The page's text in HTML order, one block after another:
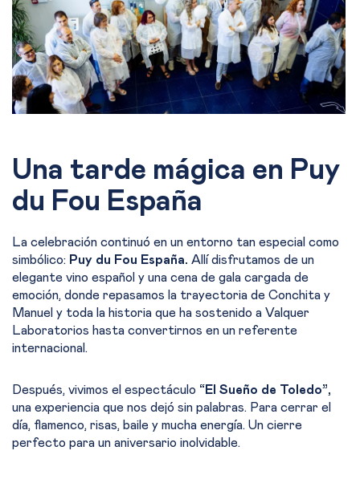
Una tarde mágica en Puy
du Fou España
La celebración continuó en un entorno tan especial como
simbólico: Puy du Fou España. Allí disfrutamos de un
elegante vino español y una cena de gala cargada de
emoción, donde repasamos la trayectoria de Conchita y
Manuel y toda la historia que ha sostenido a Valquer
Laboratorios hasta convertirnos en un referente
internacional.
Después, vivimos el espectáculo “El Sueño de Toledo”,
una experiencia que nos dejó sin palabras. Para cerrar el
día, flamenco, risas, baile y mucha energía. Un cierre
perfecto para un aniversario inolvidable.